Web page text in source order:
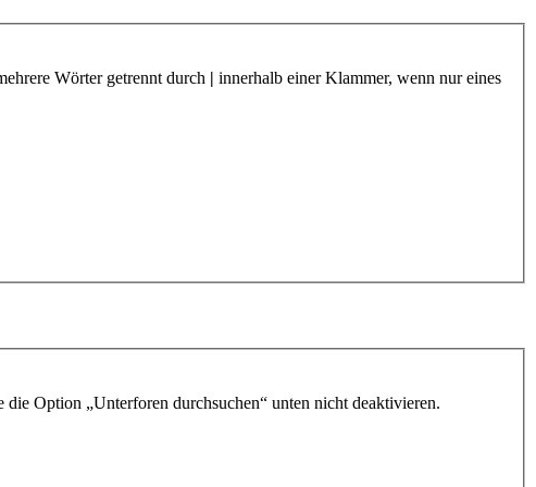
Wörter getrennt durch | innerhalb einer Klammer, wenn nur eines
Option „Unterforen durchsuchen“ unten nicht deaktivieren.